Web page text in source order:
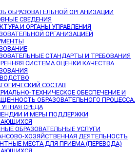
ОБРАЗОВАТЕЛЬНОЙ ОРГАНИЗАЦИИ
СВЕДЕНИЯ
И ОРГАНЫ УПРАВЛЕНИЯ
ОРГАНИЗАЦИЕЙ
СТАНДАРТЫ И ТРЕБОВАНИЯ
СИСТЕМА ОЦЕНКИ КАЧЕСТВА
СОСТАВ
ТЕХНИЧЕСКОЕ ОБЕСПЕЧЕНИЕ И
ОБРАЗОВАТЕЛЬНОГО ПРОЦЕССА.
СРЕДА
И МЕРЫ ПОДДЕРЖКИ
ОБРАЗОВАТЕЛЬНЫЕ УСЛУГИ
ХОЗЯЙСТВЕННАЯ ДЕЯТЕЛЬНОСТЬ
МЕСТА ДЛЯ ПРИЕМА (ПЕРЕВОДА)